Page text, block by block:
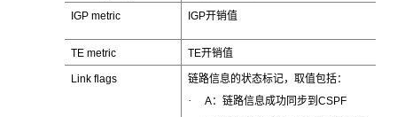
IGP metric IGP开销值
TE metric TE开销值
Link flags 链路信息的状态标记，取值包括：
· A：链路信息成功同步到CSPF